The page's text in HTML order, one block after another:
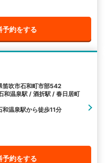
予約をする
笛吹市石和町市部542
和温泉駅 / 酒折駅 / 春日居町
和温泉駅から徒歩11分
予約をする